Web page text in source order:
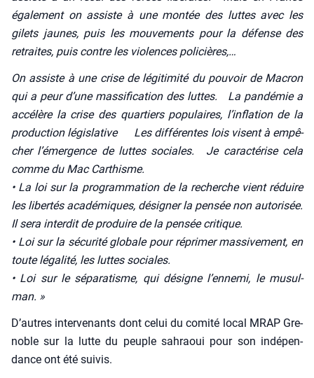
éga­le­ment on assiste à une mon­tée des luttes avec les
gilets jaunes, puis les mou­ve­ments pour la défense des
retraites, puis contre les vio­lences poli­cières,…
On assiste à une crise de légi­ti­mi­té du pou­voir de Macron
qui a peur d’une mas­si­fi­ca­tion des luttes. La pan­dé­mie a
accé­lère la crise des quar­tiers popu­laires, l’inflation de la
pro­duc­tion légis­la­tive Les dif­fé­rentes lois visent à empê­
cher l’émergence de luttes sociales. Je carac­té­rise cela
comme du Mac Car­thisme.
• La loi sur la pro­gram­ma­tion de la recherche vient réduire
les liber­tés aca­dé­miques, dési­gner la pen­sée non auto­ri­sée.
Il sera inter­dit de pro­duire de la pen­sée cri­tique.
• Loi sur la sécu­ri­té glo­bale pour répri­mer mas­si­ve­ment, en
toute léga­li­té, les luttes sociales.
• Loi sur le sépa­ra­tisme, qui désigne l’ennemi, le musul­
man. »
D’autres inter­ve­nants dont celui du comi­té local MRAP Gre­
noble sur la lutte du peuple sah­raoui pour son indé­pen­
dance ont été sui­vis.